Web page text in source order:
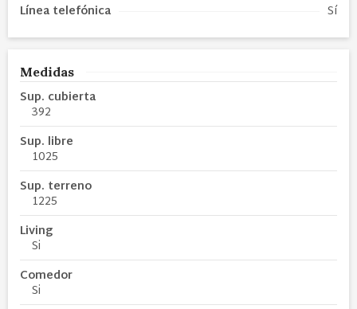
Línea telefónica
Sí
Medidas
Sup. cubierta
392
Sup. libre
1025
Sup. terreno
1225
Living
Si
Comedor
Si